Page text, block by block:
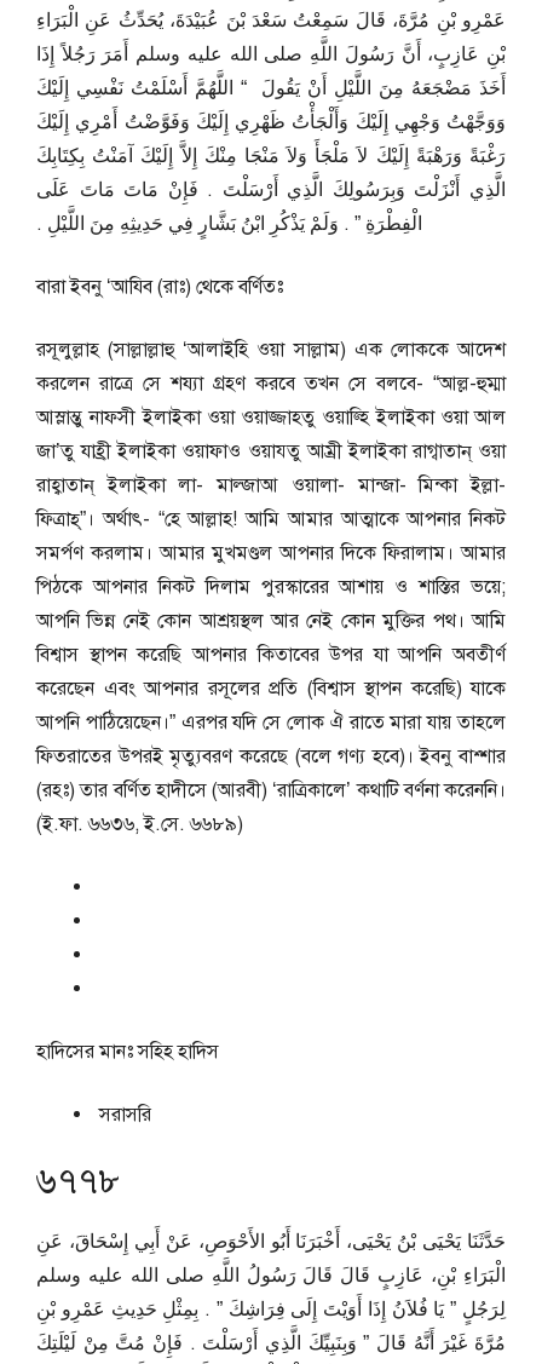
عَمْرِو بْنِ مُرَّةَ، قَالَ سَمِعْتُ سَعْدَ بْنَ عُبَيْدَةَ، يُحَدِّثُ عَنِ الْبَرَاءِ
بْنِ عَازِبٍ، أَنَّ رَسُولَ اللَّهِ صلى الله عليه وسلم أَمَرَ رَجُلاً إِذَا
أَخَذَ مَضْجَعَهُ مِنَ اللَّيْلِ أَنْ يَقُولَ ‏ “‏ اللَّهُمَّ أَسْلَمْتُ نَفْسِي إِلَيْكَ
وَوَجَّهْتُ وَجْهِي إِلَيْكَ وَأَلْجَأْتُ ظَهْرِي إِلَيْكَ وَفَوَّضْتُ أَمْرِي إِلَيْكَ
رَغْبَةً وَرَهْبَةً إِلَيْكَ لاَ مَلْجَأَ وَلاَ مَنْجَا مِنْكَ إِلاَّ إِلَيْكَ آمَنْتُ بِكِتَابِكَ
الَّذِي أَنْزَلْتَ وَبِرَسُولِكَ الَّذِي أَرْسَلْتَ ‏.‏ فَإِنْ مَاتَ مَاتَ عَلَى
الْفِطْرَةِ ‏”‏ ‏.‏ وَلَمْ يَذْكُرِ ابْنُ بَشَّارٍ فِي حَدِيثِهِ مِنَ اللَّيْلِ ‏.‏
বারা ইবনু ‘আযিব (রাঃ) থেকে বর্ণিতঃ
রসূলুল্লাহ (সাল্লাল্লাহু ‘আলাইহি ওয়া সাল্লাম) এক লোককে আদেশ
করলেন রাত্রে সে শয্যা গ্রহণ করবে তখন সে বলবে- “আল্ল-হুম্মা
আস্লাম্তু নাফসী ইলাইকা ওয়া ওয়াজ্জাহ্তু ওয়াজ্হি ইলাইকা ওয়া আল
জা’তু যাহ্রী ইলাইকা ওয়াফাও ওয়ায্তু আম্রী ইলাইকা রাগ্বাতান্ ওয়া
রাহ্বাতান্ ইলাইকা লা- মাল্জাআ ওয়ালা- মান্জা- মিন্কা ইল্লা-
ফিত্রাহ্”। অর্থাৎ- “হে আল্লাহ! আমি আমার আত্মাকে আপনার নিকট
সমর্পণ করলাম। আমার মুখমণ্ডল আপনার দিকে ফিরালাম। আমার
পিঠকে আপনার নিকট দিলাম পুরস্কারের আশায় ও শাস্তির ভয়ে;
আপনি ভিন্ন নেই কোন আশ্রয়স্থল আর নেই কোন মুক্তির পথ। আমি
বিশ্বাস স্থাপন করেছি আপনার কিতাবের উপর যা আপনি অবতীর্ণ
করেছেন এবং আপনার রসূলের প্রতি (বিশ্বাস স্থাপন করেছি) যাকে
আপনি পাঠিয়েছেন।” এরপর যদি সে লোক ঐ রাতে মারা যায় তাহলে
ফিতরাতের উপরই মৃত্যুবরণ করেছে (বলে গণ্য হবে)। ইবনু বাশ্শার
(রহঃ) তার বর্ণিত হাদীসে (আরবী) ‘রাত্রিকালে’ কথাটি বর্ণনা করেননি।
(ই.ফা. ৬৬৩৬, ই.সে. ৬৬৮৯)
হাদিসের মানঃসহিহ হাদিস
সরাসরি
৬৭৭৮
حَدَّثَنَا يَحْيَى بْنُ يَحْيَى، أَخْبَرَنَا أَبُو الأَحْوَصِ، عَنْ أَبِي إِسْحَاقَ، عَنِ
الْبَرَاءِ بْنِ، عَازِبٍ قَالَ قَالَ رَسُولُ اللَّهِ صلى الله عليه وسلم
لِرَجُلٍ ‏”‏ يَا فُلاَنُ إِذَا أَوَيْتَ إِلَى فِرَاشِكَ ‏”‏ ‏.‏ بِمِثْلِ حَدِيثِ عَمْرِو بْنِ
مُرَّةَ غَيْرَ أَنَّهُ قَالَ ‏”‏ وَبِنَبِيِّكَ الَّذِي أَرْسَلْتَ ‏.‏ فَإِنْ مُتَّ مِنْ لَيْلَتِكَ